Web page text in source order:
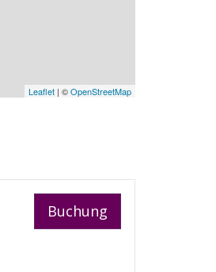
Leaflet | ©OpenStreetMap
Buchung